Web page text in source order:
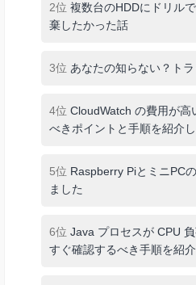
2位 複数台のHDDにドリル
棄したかった話
3位 あなたの知らない？ト
4位 CloudWatch の費用が高
べきポイントと手順を紹介し
5位 Raspberry PiとミニPC
ました
6位 Java プロセスが CPU
すぐ確認するべき手順を紹介